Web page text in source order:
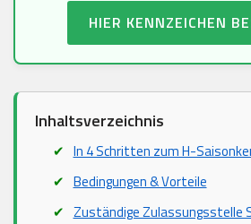
HIER KENNZEICHEN
Inhaltsverzeichnis
In 4 Schritten zum H-
Bedingungen & Vorteile
Zuständige Zulassungsstelle